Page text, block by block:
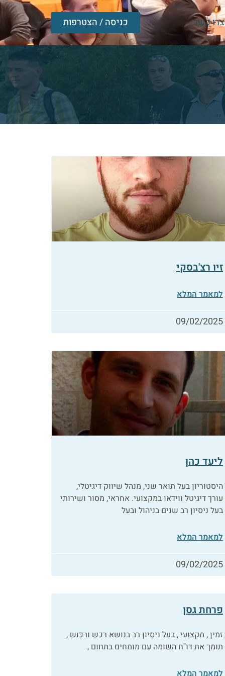
צרו קשר כניסה / הצטרפות
זיו רצ'בסקי
למאמר המלא
09/02/2025
ליעד כהן
היסטוריון בעל תואר שני, מנהל שיווק דיגיטלי,
עורך דיגיטל ווידאו במקצועי. אחראי, מסור ושירותי
בעל ניסיון רב שנים בניהול ובעל
למאמר המלא
09/02/2025
פרחת גסן
זמין , מקצועי , בעל ניסיון רב בנושא רכש ורכוש ,
תומך את דו"ח השומה עם מומחים בתחום ,
למאמר המלא